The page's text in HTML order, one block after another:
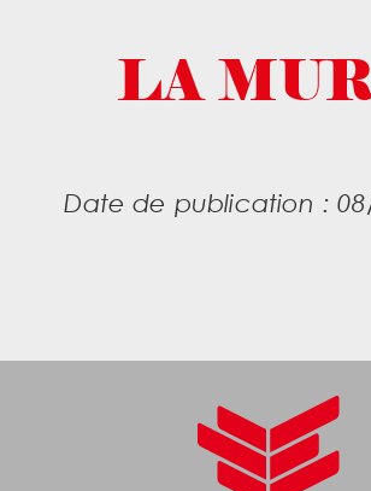
LA
Date de publication :